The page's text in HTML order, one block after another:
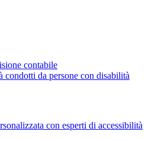
contabile
condotti da persone con disabilità
con esperti di accessibilità